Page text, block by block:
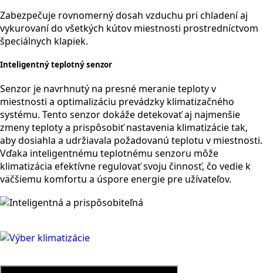
Zabezpečuje rovnomerný dosah vzduchu pri chladení aj
vykurovaní do všetkých kútov miestnosti prostredníctvom
špeciálnych klapiek.
Inteligentný teplotný senzor
Senzor je navrhnutý na presné meranie teploty v
miestnosti a optimalizáciu prevádzky klimatizačného
systému. Tento senzor dokáže detekovať aj najmenšie
zmeny teploty a prispôsobiť nastavenia klimatizácie tak,
aby dosiahla a udržiavala požadovanú teplotu v miestnosti.
Vďaka inteligentnému teplotnému senzoru môže
klimatizácia efektívne regulovať svoju činnosť, čo vedie k
väčšiemu komfortu a úspore energie pre užívateľov.